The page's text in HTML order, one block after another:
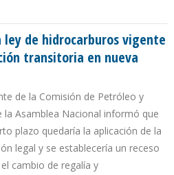
de hidrocarburos vigente
transitoria en nueva
de la Comisión de Petróleo y
la Asamblea Nacional informó que
plazo quedaría la aplicación de la
legal y se establecería un receso
cambio de regalía y